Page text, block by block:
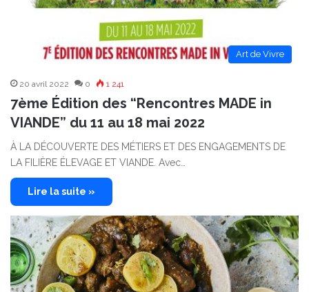
Art de Vivre
20 avril 2022 0 1 241
7ème Édition des “Rencontres MADE in
VIANDE” du 11 au 18 mai 2022
À LA DÉCOUVERTE DES MÉTIERS ET DES ENGAGEMENTS DE
LA FILIÈRE ÉLEVAGE ET VIANDE. Avec…
Lire la suite »